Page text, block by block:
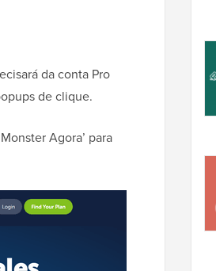
da conta Pro
de clique.
Agora’ para